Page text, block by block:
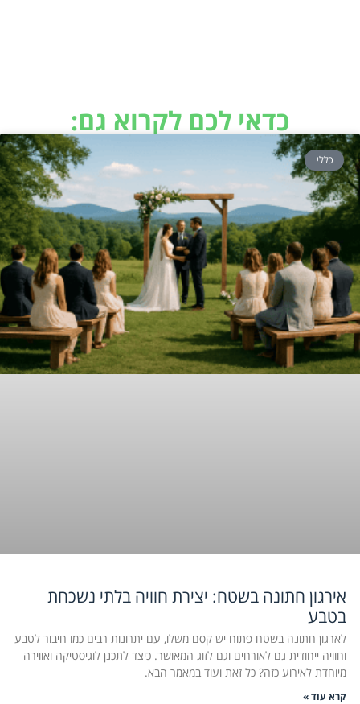
כדאי לכם לקרוא גם:
כללי
אירגון חתונה בשטח: יצירת חוויה בלתי נשכחת
בטבע
לארגון חתונה בשטח פתוח יש קסם משלו, עם יתרונות רבים כמו חיבור לטבע
וחוויה ייחודית גם לאורחים וגם לזוג המאושר. כיצד לתכנן לוגיסטיקה ואווירה
מיוחדת לאירוע כזה? כל זאת ועוד במאמר הבא.
קרא עוד »